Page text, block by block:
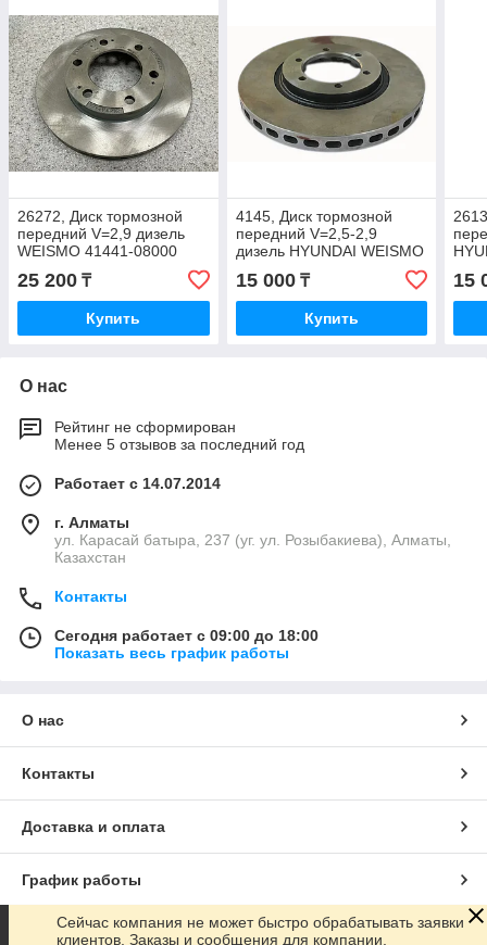
26272, Диск тормозной
передний V=2,9 дизель
WEISMO 41441-08000
25 200 ₸
Купить
4145, Диск тормозной
передний V=2,5-2,9
дизель HYUNDAI WEISMO
51712-H1000
15 000₸
Купить
15
О нас
Рейтинг не сформирован
Менее 5 отзывов за последний год
Работает с 14.07.2014
г. Алматы
ул. Карасай батыра, 237 (уг. ул. Розыбакиева), Алматы,
Казахстан
Контакты
Сегодня работает с 09:00 до 18:00
Показать весь график работы
О нас
Контакты
Доставка и оплата
График работы
Полная версия сайта
Сейчас компания не может быстро обрабатывать заявки
клиентов. Заказы и сообщения для компании,